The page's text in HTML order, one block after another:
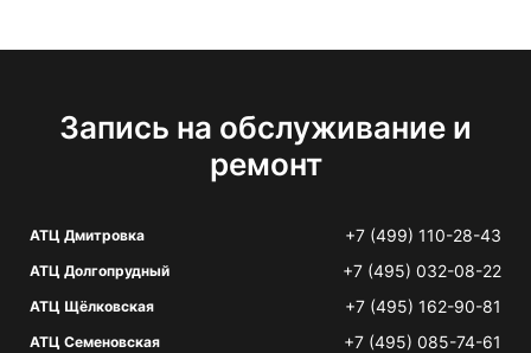
Запись на обслуживание и
ремонт
АТЦ Дмитровка +7 (499) 110-28-43
АТЦ Долгопрудный +7 (495) 032-08-22
АТЦ Щёлковская +7 (495) 162-90-81
АТЦ Семеновская +7 (495) 085-74-61